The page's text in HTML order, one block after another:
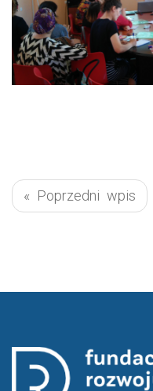
« Poprzedni wpis